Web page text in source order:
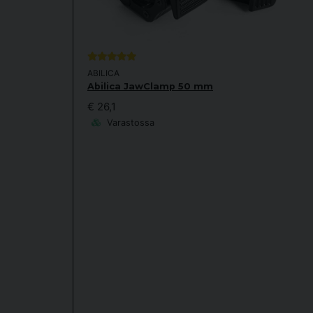
ABILICA
Abilica JawClamp 50 mm
€ 26,1
Varastossa